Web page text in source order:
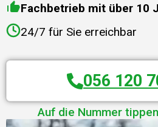
Fachbetrieb mit über 10
24/7 für Sie erreichbar
056 120
Auf die Nummer